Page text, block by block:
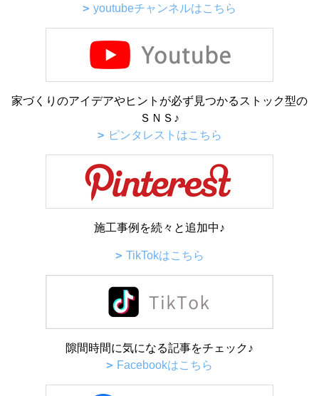
youtubeチャンネルはこちら
家づくりのアイデアやヒントが必ず見つかるストック型の
ＳＮＳ♪
ピンタレストはこちら
施工事例を続々と追加中♪
TikTokはこちら
隙間時間に気になる記事をチェック♪
Facebookはこちら